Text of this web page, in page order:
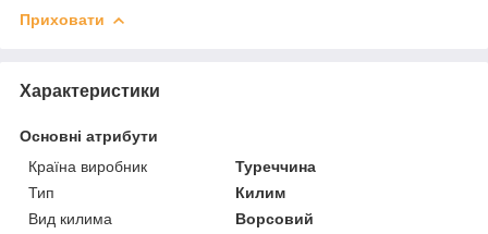
Приховати
Характеристики
Основні атрибути
Країна виробник
Туреччина
Тип
Килим
Вид килима
Ворсовий